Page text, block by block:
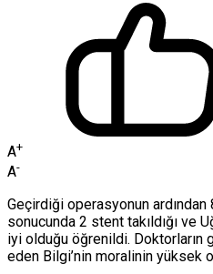
A+
A-
Geçirdiği operasyonun ardından
sonucunda 2 stent takıldığı ve
iyi olduğu öğrenildi.
eden Bilgi’nin moralinin yüksek